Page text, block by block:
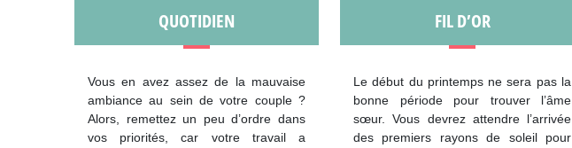
QUOTIDIEN
Vous en avez assez de la mauvaise
ambiance au sein de votre couple ?
Alors, remettez un peu d’ordre dans
vos priorités, car votre travail a
FIL D’OR
Le début du printemps ne sera pas la
bonne période pour trouver l’âme
sœur. Vous devrez attendre l’arrivée
des premiers rayons de soleil pour